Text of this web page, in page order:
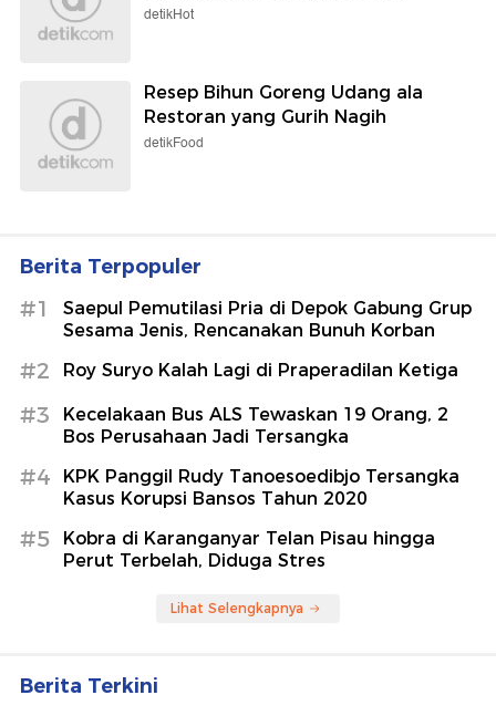
detikHot
Resep Bihun Goreng Udang ala
Restoran yang Gurih Nagih
detikFood
Berita Terpopuler
#1
Saepul Pemutilasi Pria di Depok Gabung Grup
Sesama Jenis, Rencanakan Bunuh Korban
#2 Roy Suryo Kalah Lagi di Praperadilan Ketiga
#3
Kecelakaan Bus ALS Tewaskan 19 Orang, 2
Bos Perusahaan Jadi Tersangka
#4
KPK Panggil Rudy Tanoesoedibjo Tersangka
Kasus Korupsi Bansos Tahun 2020
#5
Kobra di Karanganyar Telan Pisau hingga
Perut Terbelah, Diduga Stres
Lihat Selengkapnya
Berita Terkini